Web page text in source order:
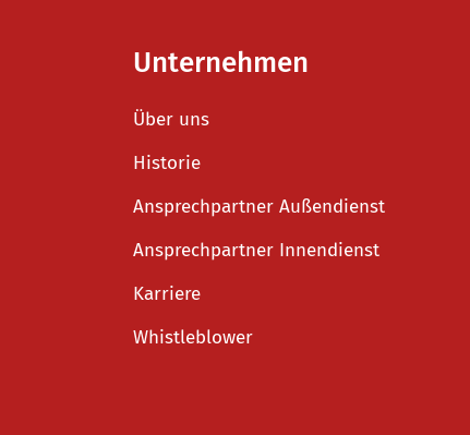
Unternehmen
Über uns
Historie
Ansprechpartner Außendienst
Ansprechpartner Innendienst
Karriere
Whistleblower